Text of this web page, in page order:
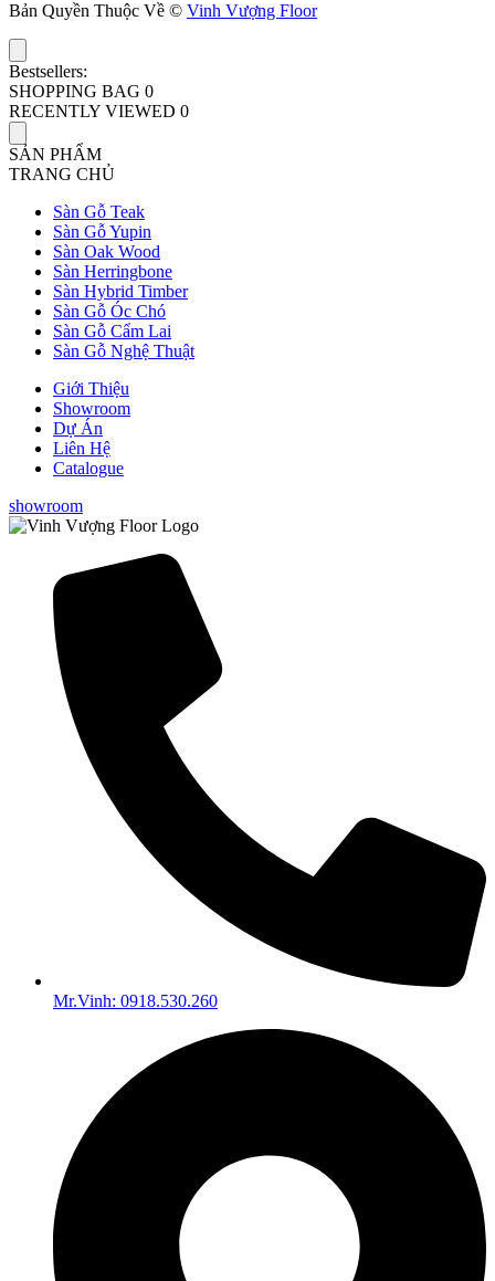
Bản Quyền Thuộc Về © Vinh Vượng Floor
Bestsellers:
SHOPPING BAG 0
RECENTLY VIEWED 0
SẢN PHẨM
TRANG CHỦ
Sàn Gỗ Teak
Sàn Gỗ Yupin
Sàn Oak Wood
Sàn Herringbone
Sàn Hybrid Timber
Sàn Gỗ Óc Chó
Sàn Gỗ Cẩm Lai
Sàn Gỗ Nghệ Thuật
Giới Thiệu
Showroom
Dự Án
Liên Hệ
Catalogue
showroom
Mr.Vinh: 0918.530.260